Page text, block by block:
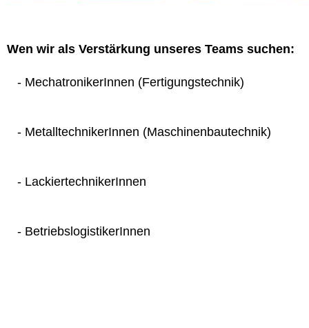
Wen wir als Verstärkung unseres Teams suchen:
- MechatronikerInnen (Fertigungstechnik)
- MetalltechnikerInnen (Maschinenbautechnik)
- LackiertechnikerInnen
- BetriebslogistikerInnen